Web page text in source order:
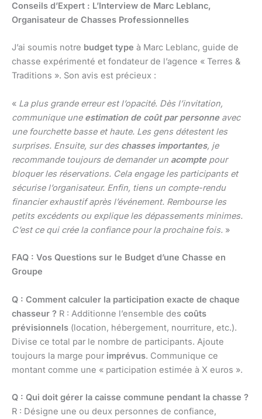
Conseils d’Expert : L’Interview de Marc Leblanc,
Organisateur de Chasses Professionnelles
J’ai soumis notre budget type à Marc Leblanc, guide de
chasse expérimenté et fondateur de l’agence « Terres &
Traditions ». Son avis est précieux :
« La plus grande erreur est l’opacité. Dès l’invitation,
communique une estimation de coût par personneavec
une fourchette basse et haute. Les gens détestent les
surprises. Ensuite, sur des chasses importantes, je
recommande toujours de demander un acomptepour
bloquer les réservations. Cela engage les participants et
sécurise l’organisateur. Enfin, tiens un compte-rendu
financier exhaustif après l’événement. Rembourse les
petits excédents ou explique les dépassements minimes.
C’est ce qui crée la confiance pour la prochaine fois. »
FAQ : Vos Questions sur le Budget d’une Chasse en
Groupe
Q : Comment calculer la participation exacte de chaque
chasseur ? R : Additionne l’ensemble des coûts
prévisionnels (location, hébergement, nourriture, etc.).
Divise ce total par le nombre de participants. Ajoute
toujours la marge pour imprévus. Communique ce
montant comme une « participation estimée à X euros ».
Q : Qui doit gérer la caisse commune pendant la chasse ?
R : Désigne une ou deux personnes de confiance,